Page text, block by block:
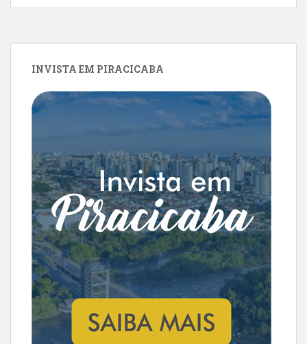
INVISTA EM PIRACICABA